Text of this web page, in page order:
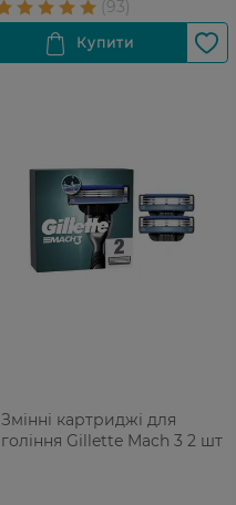
Змінні картриджі для
гоління Gillette Mach 3 2 шт